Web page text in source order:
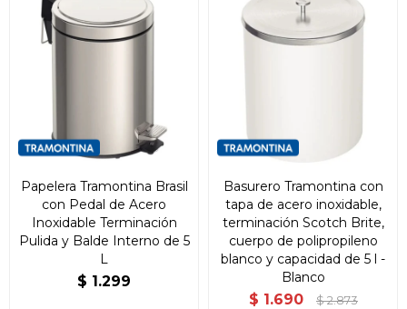
Papelera Tramontina Brasil
con Pedal de Acero
Inoxidable Terminación
Pulida y Balde Interno de 5
L
$ 1.299
Basurero Tramontina con
tapa de acero inoxidable,
terminación Scotch Brite,
cuerpo de polipropileno
blanco y capacidad de 5 l -
Blanco
$ 1.690 $ 2.873